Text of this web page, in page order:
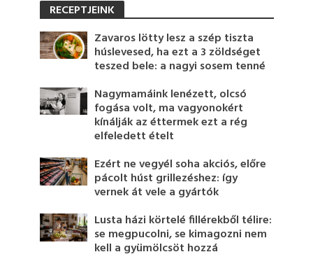
RECEPTJEINK
Zavaros lötty lesz a szép tiszta
húslevesed, ha ezt a 3 zöldséget
teszed bele: a nagyi sosem tenné
Nagymamáink lenézett, olcsó
fogása volt, ma vagyonokért
kínálják az éttermek ezt a rég
elfeledett ételt
Ezért ne vegyél soha akciós, előre
pácolt húst grillezéshez: így
vernek át vele a gyártók
Lusta házi körtelé fillérekből télire:
se megpucolni, se kimagozni nem
kell a gyümölcsöt hozzá